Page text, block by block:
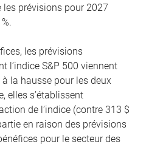
les prévisions pour 2027
les prévisions
l’indice S&P 500 viennent
à la hausse pour les deux
elles s’établissent
de l’indice (contre 313 $
en raison des prévisions
pour le secteur des